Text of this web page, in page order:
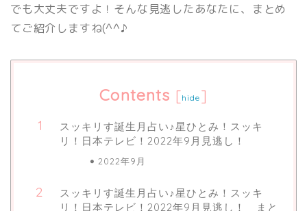
でも大丈夫ですよ！そんな見逃したあなたに、まとめ
てご紹介しますね(^^♪
Contents [hide ]
スッキリす誕生月占い♪星ひとみ！スッキ
リ！日本テレビ！2022年9月見逃し！
2022年9月
スッキリす誕生月占い♪星ひとみ！スッキ
リ！日本テレビ！2022年9月見逃し！ まと